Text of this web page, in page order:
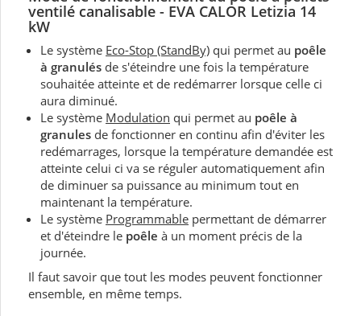
ventilé canalisable - EVA CALOR Letizia 14
kW
Le système Eco-Stop (StandBy) qui permet au poêle
à granulés de s'éteindre une fois la température
souhaitée atteinte et de redémarrer lorsque celle ci
aura diminué.
Le système Modulation qui permet au poêle à
granules de fonctionner en continu afin d'éviter les
redémarrages, lorsque la température demandée est
atteinte celui ci va se réguler automatiquement afin
de diminuer sa puissance au minimum tout en
maintenant la température.
Le système Programmable permettant de démarrer
et d'éteindre le poêle à un moment précis de la
journée.
Il faut savoir que tout les modes peuvent fonctionner
ensemble, en même temps.